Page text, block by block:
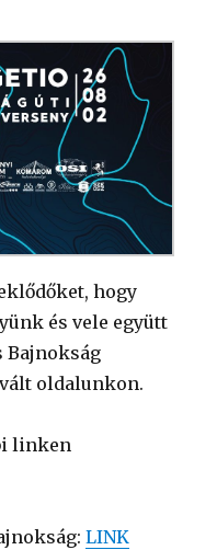
hogy
és vele együtt
Bajnokság
oldalunkon.
linken
LINK